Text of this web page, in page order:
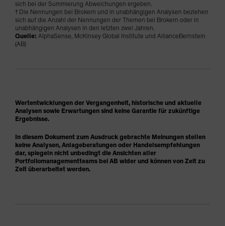
sich bei der Summierung Abweichungen ergeben.
† Die Nennungen bei Brokern und in unabhängigen Analysen beziehen
sich auf die Anzahl der Nennungen der Themen bei Brokern oder in
unabhängigen Analysen in den letzten zwei Jahren.
Quelle: AlphaSense, McKinsey Global Institute und AllianceBernstein
(AB)
Wertentwicklungen der Vergangenheit, historische und aktuelle
Analysen sowie Erwartungen sind keine Garantie für zukünftige
Ergebnisse.
In diesem Dokument zum Ausdruck gebrachte Meinungen stellen
keine Analysen, Anlageberatungen oder Handelsempfehlungen
dar, spiegeln nicht unbedingt die Ansichten aller
Portfoliomanagementteams bei AB wider und können von Zeit zu
Zeit überarbeitet werden.